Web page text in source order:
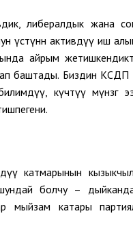
либералдык жана
үстүнөн активдүү иш
айрым
баштады. Биздин
күчтүү мүнөзгө
катмарынын
болчу –
мыйзам катары